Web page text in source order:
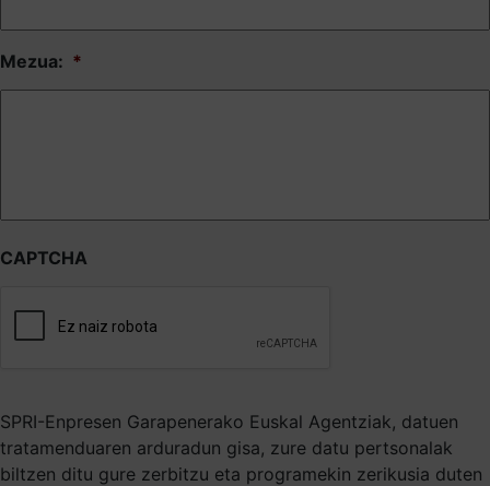
Mezua: *
CAPTCHA
SPRI-Enpresen Garapenerako Euskal Agentziak, datuen
tratamenduaren arduradun gisa, zure datu pertsonalak
biltzen ditu gure zerbitzu eta programekin zerikusia duten